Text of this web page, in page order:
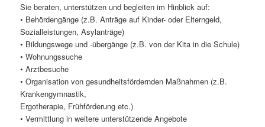
Sie beraten, unterstützen und begleiten im Hinblick auf:
• Behördengänge (z.B. Anträge auf Kinder- oder Elterngeld,
Sozialleistungen, Asylanträge)
• Bildungswege und -übergänge (z.B. von der Kita in die Schule)
• Wohnungssuche
• Arztbesuche
• Organisation von gesundheitsfördernden Maßnahmen (z.B.
Krankengymnastik,
Ergotherapie, Frühförderung etc.)
• Vermittlung in weitere unterstützende Angebote